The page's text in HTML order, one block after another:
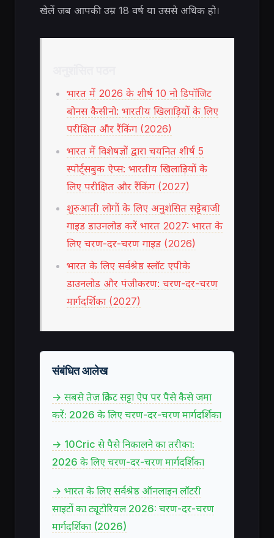
खेलें जब आपकी उम्र 18 वर्ष या उससे अधिक हो।
भारत में 2026 के शीर्ष 10 नो डिपॉजिट
बोनस कैसीनो: भारतीय खिलाड़ियों के लिए
परीक्षित और रैंकिंग (2026)
भारत में विशेषज्ञों द्वारा चयनित शीर्ष 5
स्पोर्ट्सबुक ऐप्स: भारतीय खिलाड़ियों के
लिए परीक्षित और रैंकिंग (2027)
शुरुआती लोगों के लिए अनुशंसित सट्टेबाजी
गाइड डाउनलोड करें भारत 2027: भारत के
लिए चरण-दर-चरण गाइड (2026)
भारत के लिए सर्वश्रेष्ठ स्लॉट एपीके
डाउनलोड और पंजीकरण: चरण-दर-चरण
मार्गदर्शिका (2027)
संबंधित आलेख
→ सबसे तेज़ क्रिकेट सट्टा ऐप पर पैसे कैसे जमा
करें: 2026 के लिए चरण-दर-चरण मार्गदर्शिका
→ 10Cric से पैसे निकालने का तरीका:
2026 के लिए चरण-दर-चरण मार्गदर्शिका
→ भारत के लिए सर्वश्रेष्ठ ऑनलाइन लॉटरी
साइटों का ट्यूटोरियल 2026: चरण-दर-चरण
मार्गदर्शिका (2026)